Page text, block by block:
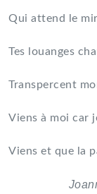
Qui attend le
Tes louanges
Transpercent
Viens à moi car
Viens et que la